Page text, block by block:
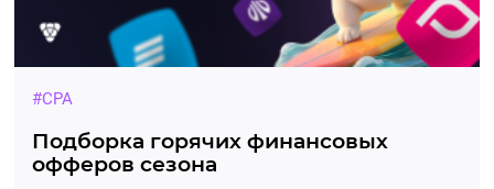
#CPA
Подборка горячих финансовых
офферов сезона